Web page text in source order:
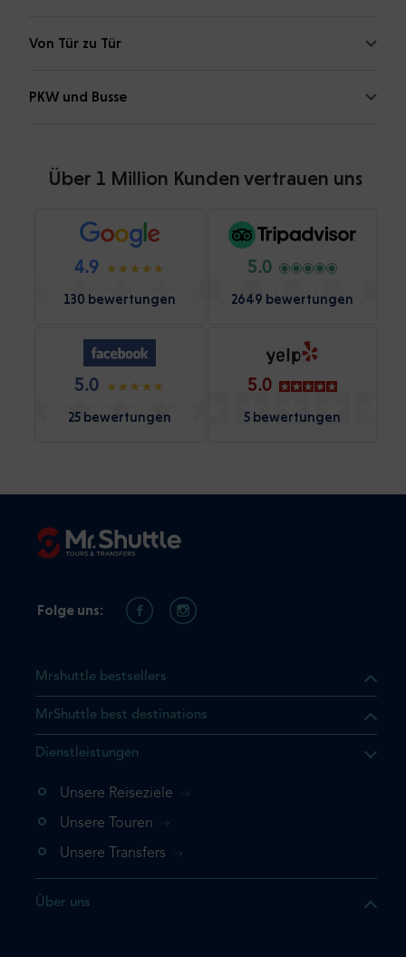
Von Tür zu Tür
PKW und Busse
Über 1 Million Kunden vertrauen uns
4.9
130 bewertungen
5.0
2649 bewertungen
5.0
25 bewertungen
5.0
5 bewertungen
dass sich das Produkt, das
Warenkorb befindet.
einmal hinzufügen
ein weiteres Mal
Mrshuttle bestsellers
MrShuttle best destinations
Dienstleistungen
Unsere Reiseziele
Unsere Touren
Unsere Transfers
Über uns
Folge uns: